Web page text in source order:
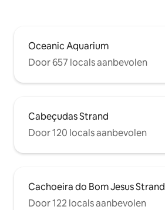
Oceanic Aquarium
Door 657 locals aanbevolen
Cabeçudas Strand
Door 120 locals aanbevolen
Cachoeira do Bom Jesus Strand
Door 122 locals aanbevolen